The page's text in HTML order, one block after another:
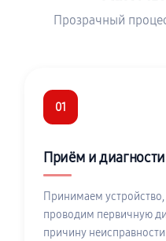
Прозрачный
01
Приём и
Принимаем
проводим первичную
причину